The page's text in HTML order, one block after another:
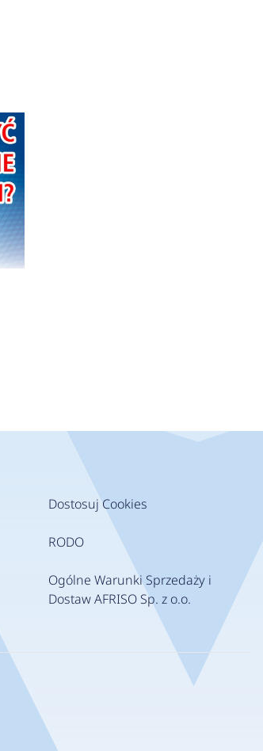
Dostosuj Cookies
RODO
Ogólne Warunki Sprzedaży i
Dostaw AFRISO Sp. z o.o.